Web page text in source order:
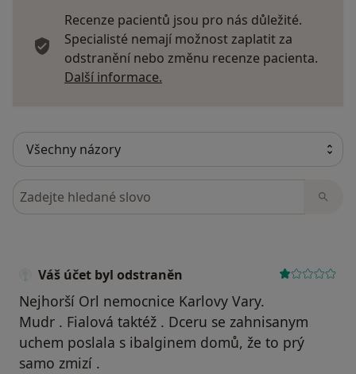
Recenze pacientů jsou pro nás důležité.
Specialisté nemají možnost zaplatit za
odstranění nebo změnu recenze pacienta.
Další informace.
Hledejte v názorech
Váš účet byl odstraněn
Nejhorší Orl nemocnice Karlovy Vary.
Mudr . Fialová taktéž . Dceru se zahnisanym
uchem poslala s ibalginem domů, že to prý
samo zmizí .